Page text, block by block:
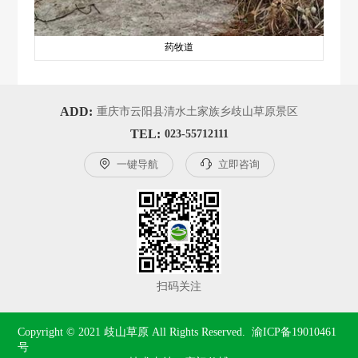
药牧道
ADD: 重庆市云阳县清水土家族乡歧山草原景区
TEL: 023-55712111
 一键导航  立即咨询
扫码关注
Copyright © 2021 歧山草原 All Rights Reserved. 渝ICP备19010461
号